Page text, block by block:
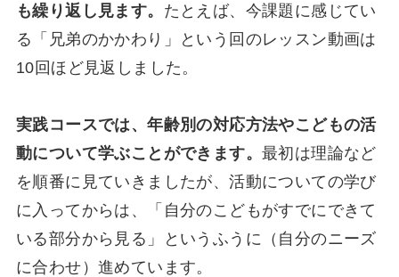
も繰り返し見ます。 たとえば、今課題に感じてい
る「兄弟のかかわり」という回のレッスン動画は
10回ほど見返しました。
実践コースでは、年齢別の対応方法やこどもの活
動について学ぶことができます。 最初は理論など
を順番に見ていきましたが、活動についての学び
に入ってからは、「自分のこどもがすでにできて
いる部分から見る」というふうに（自分のニーズ
に合わせ）進めています。